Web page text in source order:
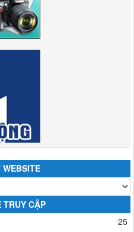
TRUY CẬP
25